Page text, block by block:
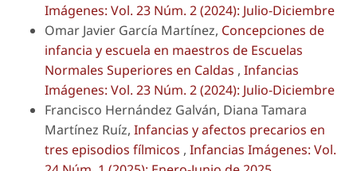
Imágenes: Vol. 23 Núm. 2 (2024): Julio-Diciembre
Omar Javier García Martínez, Concepciones de
infancia y escuela en maestros de Escuelas
Normales Superiores en Caldas , Infancias
Imágenes: Vol. 23 Núm. 2 (2024): Julio-Diciembre
Francisco Hernández Galván, Diana Tamara
Martínez Ruíz, Infancias y afectos precarios en
tres episodios fílmicos , Infancias Imágenes: Vol.